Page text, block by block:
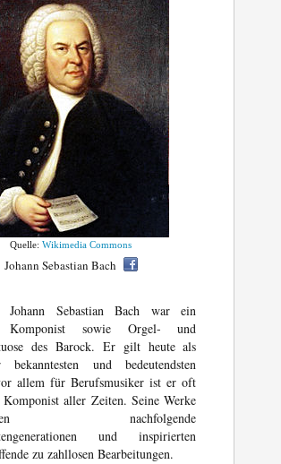
Quelle:Wikimedia Commons
Johann Sebastian Bach
Johann Sebastian Bach war ein
Komponist sowie Orgel- und
des Barock. Er gilt heute als
und bedeutendsten
allem für Berufsmusiker ist er oft
aller Zeiten. Seine Werke
nachfolgende
und inspirierten
zu zahllosen Bearbeitungen.